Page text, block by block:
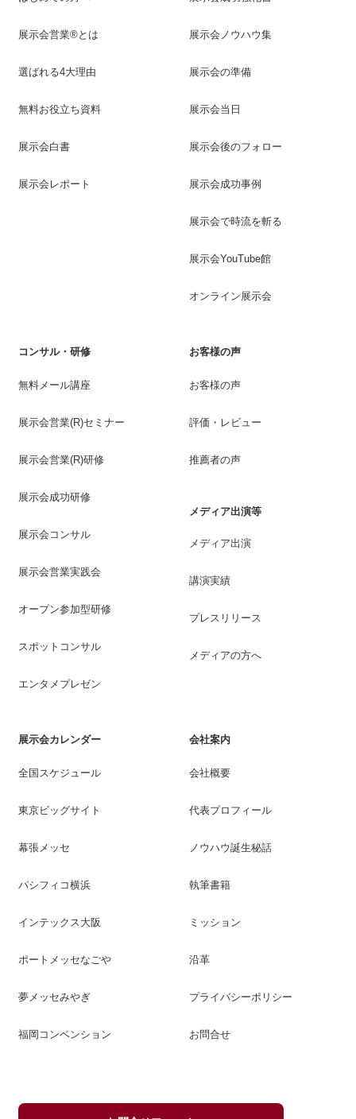
展示会営業®とは
選ばれる4大理由
無料お役立ち資料
展示会白書
展示会レポート
展示会ノウハウ集
展示会の準備
展示会当日
展示会後のフォロー
展示会成功事例
展示会で時流を斬る
展示会YouTube館
オンライン展示会
コンサル・研修
無料メール講座
展示会営業(R)セミナー
展示会営業(R)研修
展示会成功研修
展示会コンサル
展示会営業実践会
オープン参加型研修
スポットコンサル
エンタメプレゼン
お客様の声
お客様の声
評価・レビュー
推薦者の声
メディア出演等
メディア出演
講演実績
プレスリリース
メディアの方へ
展示会カレンダー
全国スケジュール
東京ビッグサイト
幕張メッセ
パシフィコ横浜
インテックス大阪
ポートメッセなごや
夢メッセみやぎ
福岡コンベンション
会社案内
会社概要
代表プロフィール
ノウハウ誕生秘話
執筆書籍
ミッション
沿革
プライバシーポリシー
お問合せ